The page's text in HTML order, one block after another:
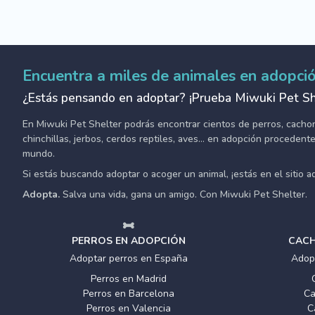
Encuentra a miles de animales en
¿Estás pensando en adoptar? ¡Prueba Miwuki Pet
En Miwuki Pet Shelter podrás encontrar cientos de perros,
chinchillas, jerbos, cerdos reptiles, aves... en adopción
mundo.
Si estás buscando adoptar o acoger un animal, ¡estás en el sitio
Adopta. Salva una vida, gana un amigo. Con Miwuki Pet Shelter.
PERROS EN ADOPCIÓN
Adoptar perros en España
Perros en Madrid
Perros en Barcelona
Perros en Valencia